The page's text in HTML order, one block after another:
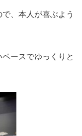
、本人が喜ぶよう
ースでゆっくりと